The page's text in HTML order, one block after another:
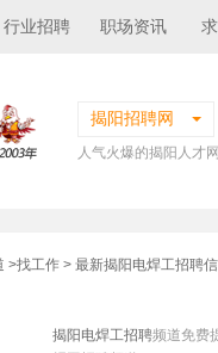
行业招聘 职场资讯
揭阳招聘网
人气火爆的揭阳人才
>找工作 > 最新揭阳电焊工招聘
揭阳电焊工招聘频道免费